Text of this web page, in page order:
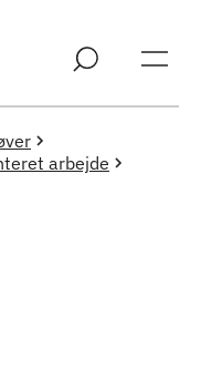
arbejde